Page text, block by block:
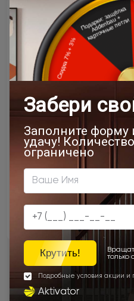
Магнитный замок AGB
TOUCH с чёрной
планкой (для
деревянной коробки)
AGB, Италия
Цена
10 416 ₽